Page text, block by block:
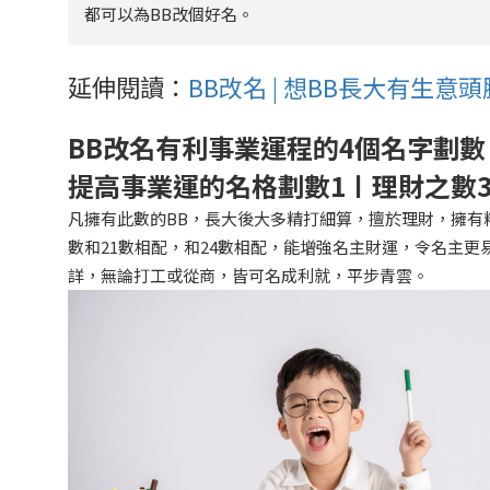
都可以為BB改個好名。
延伸閱讀： BB改名 | 想BB長大有生意
BB改名有利事業運程的4個名字劃數
提高事業運的名格劃數1〡理財之數
凡擁有此數的BB，長大後大多精打細算，擅於理財，擁
數和21數相配，和24數相配，能增強名主財運，令名主
詳，無論打工或從商，皆可名成利就，平步青雲。